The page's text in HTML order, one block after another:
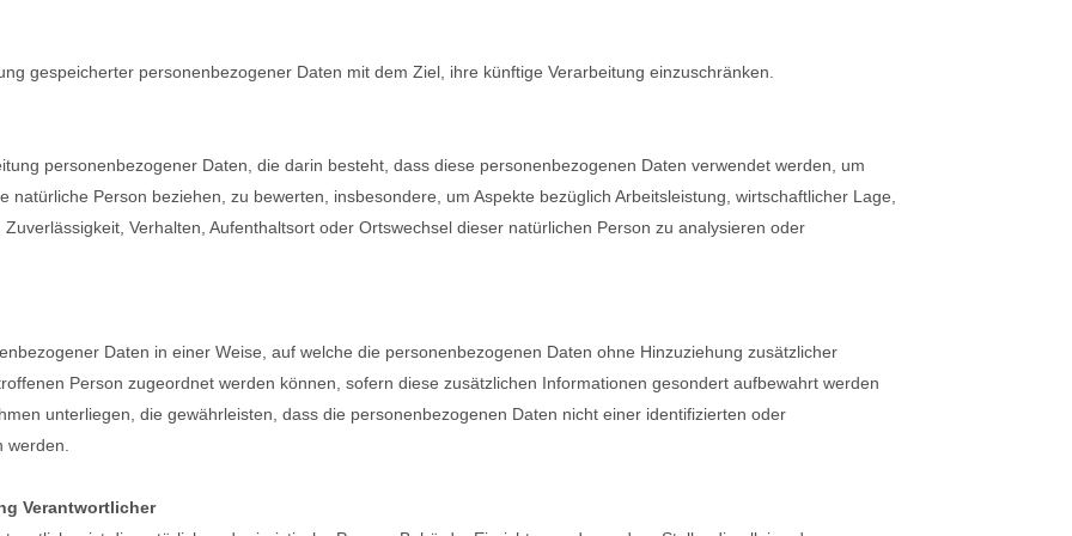
gespeicherter personenbezogener Daten mit dem Ziel, ihre künftige Verarbeitung einzuschränken.
personenbezogener Daten, die darin besteht, dass diese personenbezogenen Daten verwendet werden, um
natürliche Person beziehen, zu bewerten, insbesondere, um Aspekte bezüglich Arbeitsleistung, wirtschaftlicher Lage,
Verhalten, Aufenthaltsort oder Ortswechsel dieser natürlichen Person zu analysieren oder
Daten in einer Weise, auf welche die personenbezogenen Daten ohne Hinzuziehung zusätzlicher
Person zugeordnet werden können, sofern diese zusätzlichen Informationen gesondert aufbewahrt werden
unterliegen, die gewährleisten, dass die personenbezogenen Daten nicht einer identifizierten oder
Verantwortlicher